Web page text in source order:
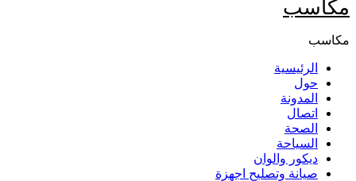
مكاسب
مكاسب
الرئيسية
حول
المدونة
اتصال
الصحة
السياحة
ديكور والوان
صيانة وتصليح اجهزة